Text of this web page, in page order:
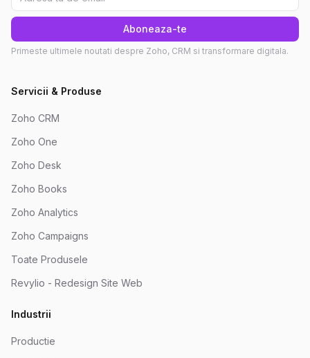
Aboneaza-te
Primeste ultimele noutati despre Zoho, CRM si transformare digitala.
Servicii & Produse
Zoho CRM
Zoho One
Zoho Desk
Zoho Books
Zoho Analytics
Zoho Campaigns
Toate Produsele
Revylio - Redesign Site Web
Industrii
Productie